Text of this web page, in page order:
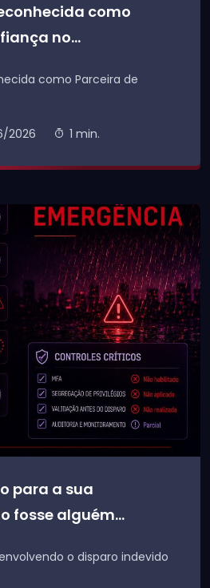
como
no...
como Parceira de
2026 1 min.
para a sua
fosse alguém...
o disparo indevido